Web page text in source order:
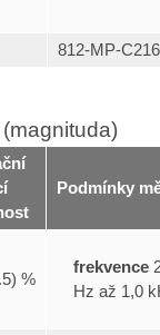
812-MP-
Podmínky
%
frekvence
Hz až 1,0